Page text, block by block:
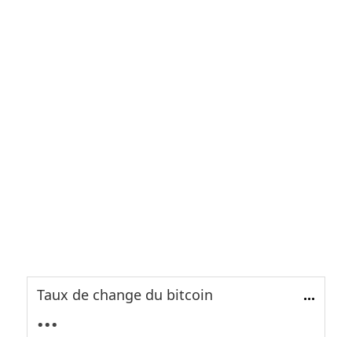
Taux de change du bitcoin ...
...